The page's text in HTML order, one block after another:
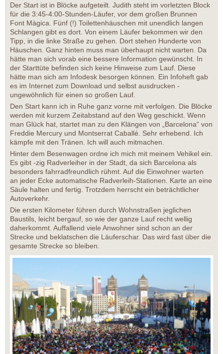
Der Start ist in Blöcke aufgeteilt. Judith steht im vorletzten Block
für die 3:45-4:00-Stunden-Läufer, vor dem großen Brunnen
Font Màgica. Fünf (!) Toilettenhäuschen mit unendlich langen
Schlangen gibt es dort. Von einem Läufer bekommen wir den
Tipp, in die linke Straße zu gehen. Dort stehen Hunderte von
Häuschen. Ganz hinten muss man überhaupt nicht warten. Da
hätte man sich vorab eine bessere Information gewünscht. In
der Starttüte befinden sich keine Hinweise zum Lauf. Diese
hätte man sich am Infodesk besorgen können. Ein Infoheft gab
es im Internet zum Download und selbst ausdrucken -
ungewöhnlich für einen so großen Lauf.
Den Start kann ich in Ruhe ganz vorne mit verfolgen. Die Blöcke
werden mit kurzem Zeitabstand auf den Weg geschickt. Wenn
man Glück hat, startet man zu den Klängen von „Barcelona“ von
Freddie Mercury und Montserrat Caballé. Sehr erhebend. Ich
kämpfe mit den Tränen. Ich will auch mitmachen.
Hinter dem Besenwagen ordne ich mich mit meinem Vehikel ein.
Es gibt -zig Radverleiher in der Stadt, da sich Barcelona als
besonders fahrradfreundlich rühmt. Auf die Einwohner warten
an jeder Ecke automatische Radverleih-Stationen. Karte an eine
Säule halten und fertig. Trotzdem herrscht ein beträchtlicher
Autoverkehr.
Die ersten Kilometer führen durch Wohnstraßen jeglichen
Baustils, leicht bergauf, so wie der ganze Lauf recht wellig
daherkommt. Auffallend viele Anwohner sind schon an der
Strecke und beklatschen die Läuferschar. Das wird fast über die
gesamte Strecke so bleiben.